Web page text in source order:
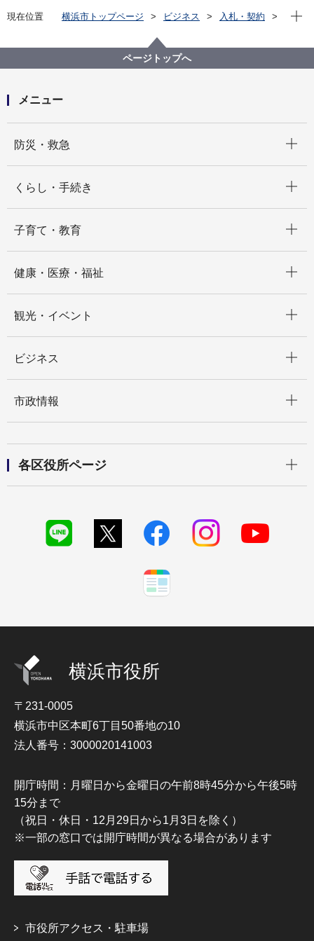
現在位置 横浜市トップページ ビジネス
入札・契約
検査試薬の購入
現在
ページトップへ
メニュー
防災・救急
くらし・手続き
子育て・教育
健康・医療・福祉
観光・イベント
ビジネス
市政情報
各区役所ページ
横浜市役所
〒231-0005
横浜市中区本町6丁目50番地の10
法人番号：3000020141003
開庁時間：月曜日から金曜日の午前8時45分から午後5時
15分まで
（祝日・休日・12月29日から1月3日を除く）
※一部の窓口では開庁時間が異なる場合があります
市役所アクセス・駐車場